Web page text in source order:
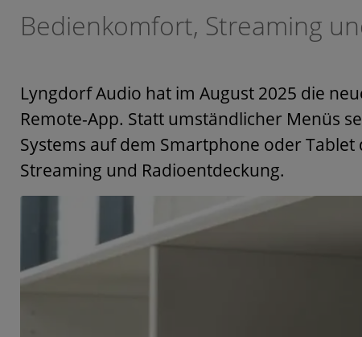
Bedienkomfort, Streaming
Lyngdorf Audio hat im August 2025 die
Remote-App. Statt umständlicher Menüs
Systems auf dem Smartphone oder
Streaming und Radioentdeckung.